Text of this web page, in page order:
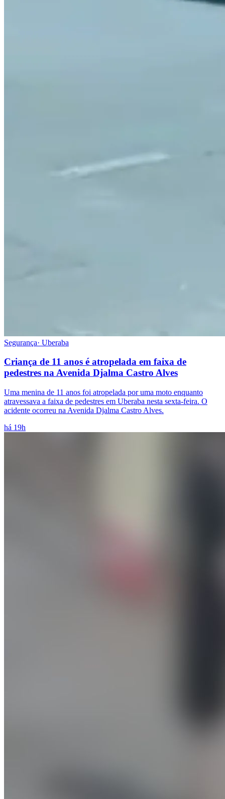
Segurança· Uberaba
Criança de 11 anos é atropelada em faixa de
pedestres na Avenida Djalma Castro Alves
Uma menina de 11 anos foi atropelada por uma moto enquanto
atravessava a faixa de pedestres em Uberaba nesta sexta-feira. O
acidente ocorreu na Avenida Djalma Castro Alves.
há 19h